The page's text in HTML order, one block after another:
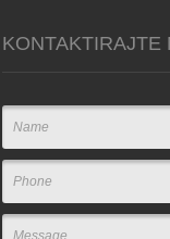
KONTAKTIRAJTE